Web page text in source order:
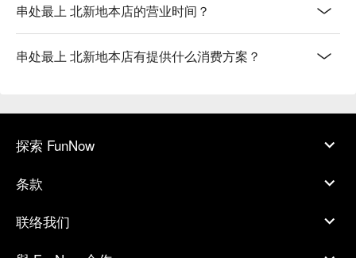
串处最上 北新地本店的营业时间？
串处最上 北新地本店有提供什么消费方案？
探索 FunNow
条款
联络我们